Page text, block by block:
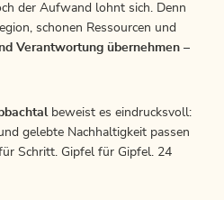
der Aufwand lohnt sich. Denn
schonen Ressourcen und
Verantwortung übernehmen –
beweist es eindrucksvoll:
gelebte Nachhaltigkeit passen
Schritt. Gipfel für Gipfel. 24